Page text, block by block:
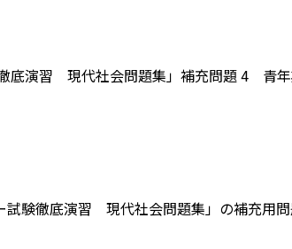
底演習 現代社会問題集」補充問題 4 青
験徹底演習 現代社会問題集」の補充用問